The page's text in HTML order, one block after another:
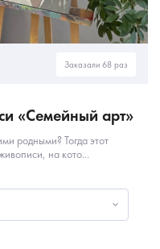
Заказали 68 раз
«Семейный арт»
родными? Тогда этот
на кото...